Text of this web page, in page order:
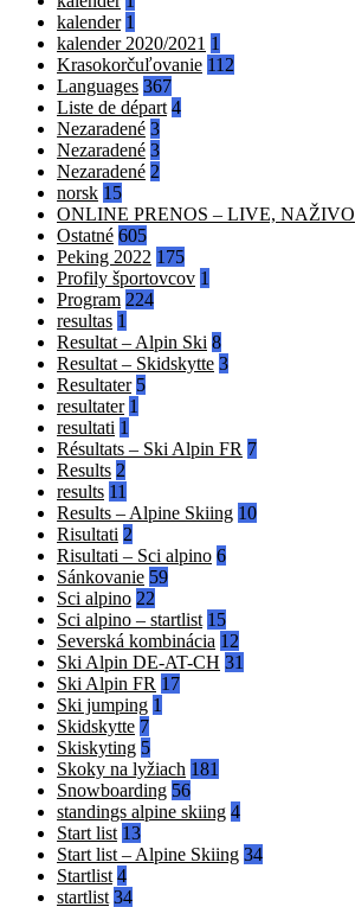
kalender 1
kalender 2020/2021 1
Krasokorčuľovanie 112
Languages 367
Liste de départ 4
Nezaradené 3
Nezaradené 3
Nezaradené 2
norsk 15
ONLINE PRENOS – LIVE, NAŽIVO
Ostatné 605
Peking 2022 175
Profily športovcov 1
Program 224
resultas 1
Resultat – Alpin Ski 8
Resultat – Skidskytte 3
Resultater 5
resultater 1
resultati 1
Résultats – Ski Alpin FR 7
Results 2
results 11
Results – Alpine Skiing 10
Risultati 2
Risultati – Sci alpino 6
Sánkovanie 59
Sci alpino 22
Sci alpino – startlist 15
Severská kombinácia 12
Ski Alpin DE-AT-CH 31
Ski Alpin FR 17
Ski jumping 1
Skidskytte 7
Skiskyting 5
Skoky na lyžiach 181
Snowboarding 56
standings alpine skiing 4
Start list 13
Start list – Alpine Skiing 34
Startlist 4
startlist 34